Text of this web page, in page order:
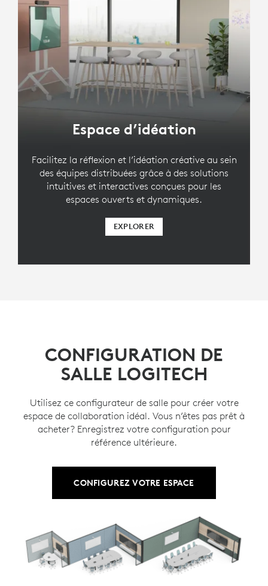
Espace d’idéation
Facilitez la réflexion et l’idéation créative au sein
des équipes distribuées grâce à des solutions
intuitives et interactives conçues pour les
espaces ouverts et dynamiques.
EXPLORER
CONFIGURATION DE
SALLE LOGITECH
Utilisez ce configurateur de salle pour créer votre
espace de collaboration idéal. Vous n’êtes pas prêt à
acheter? Enregistrez votre configuration pour
référence ultérieure.
CONFIGUREZ VOTRE ESPACE